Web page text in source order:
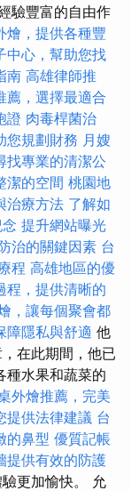
驗豐富的自由作
燴，提供各種豐
中心，幫助您找
南 高雄律師推
薦，選擇最適合
證 肉毒桿菌治
您規劃財務 月嫂
找專業的清潔公
潔的空間 桃園地
治療方法 了解如
提升網站曝光
治的關鍵因素 台
程 高雄地區的優
程，提供清晰的
，讓每個聚會都
障隱私與舒適 他
在此期間，他已
種水果和蔬菜的
外燴推薦，完美
提供法律建議 台
的鼻型 優質記帳
提供有效的防護
更加愉快。 允